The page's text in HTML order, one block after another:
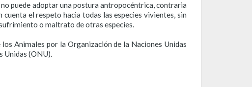
puede adoptar una postura antropocéntrica, contraria
el respeto hacia todas las especies vivientes, sin
o maltrato de otras especies.
Animales por la Organización de la Naciones Unidas
Unidas (ONU).